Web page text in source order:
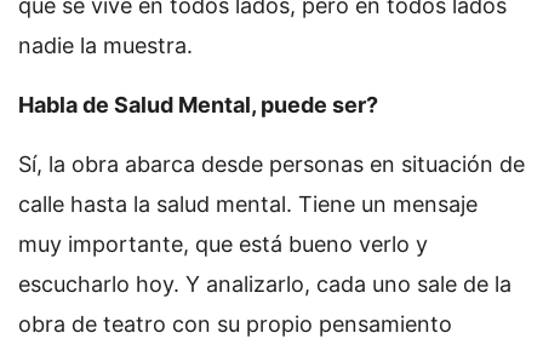
que se vive en todos lados, pero en todos lados
nadie la muestra.
Habla de Salud Mental, puede ser?
Sí, la obra abarca desde personas en situación de
calle hasta la salud mental. Tiene un mensaje
muy importante, que está bueno verlo y
escucharlo hoy. Y analizarlo, cada uno sale de la
obra de teatro con su propio pensamiento